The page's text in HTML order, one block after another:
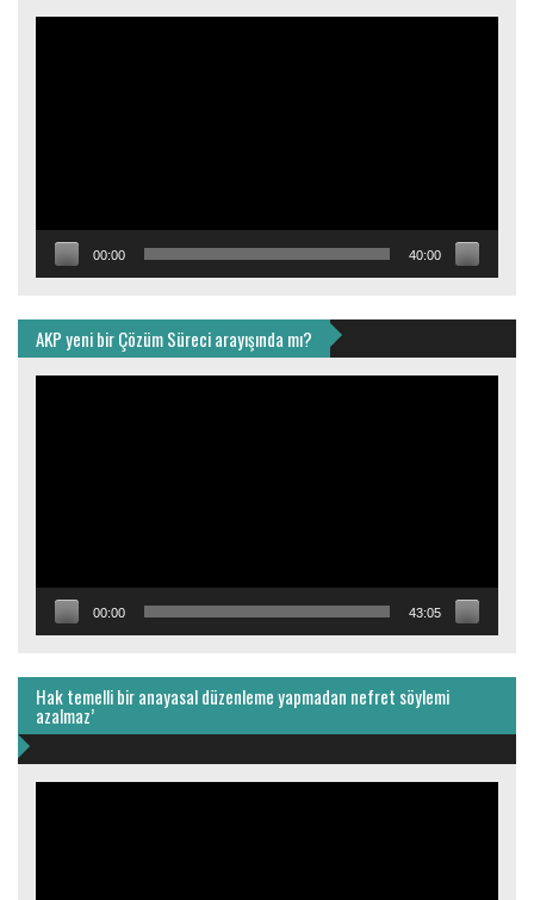
00:00 40:00
AKP yeni bir Çözüm Süreci arayışında mı?
00:00 43:05
Hak temelli bir anayasal düzenleme yapmadan nefret söylemi
azalmaz’